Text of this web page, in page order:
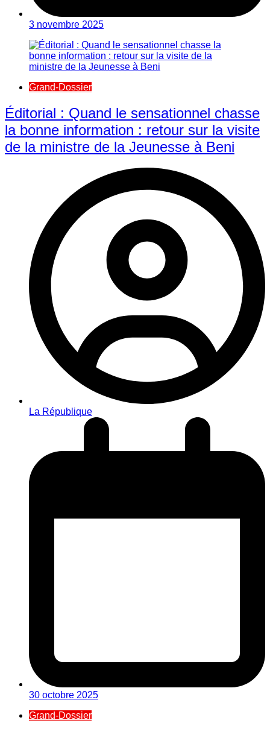
3 novembre 2025
Grand-Dossier
Éditorial : Quand le sensationnel chasse
la bonne information : retour sur la visite
de la ministre de la Jeunesse à Beni
La République
30 octobre 2025
Grand-Dossier